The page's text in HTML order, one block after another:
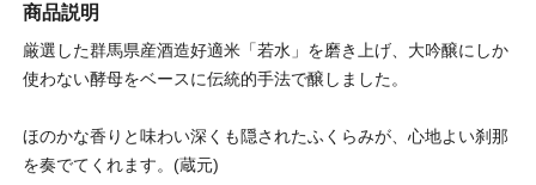
商品説明
厳選した群馬県産酒造好適米「若水」を磨き上げ、大吟醸にしか
使わない酵母をベースに伝統的手法で醸しました。
ほのかな香りと味わい深くも隠されたふくらみが、心地よい刹那
を奏でてくれます。(蔵元)